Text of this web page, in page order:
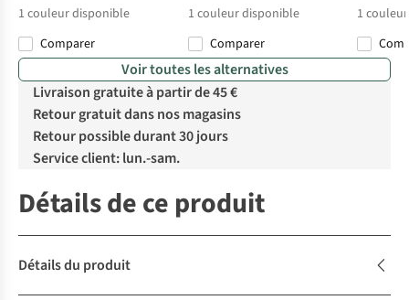
1 couleur disponible
Comparer
1 couleur disponible
Comparer
1
Voir toutes les alternatives
Livraison gratuite à partir de 45 €
Retour gratuit dans nos magasins
Retour possible durant 30 jours
Service client: lun.-sam.
Détails de ce produit
Détails du produit